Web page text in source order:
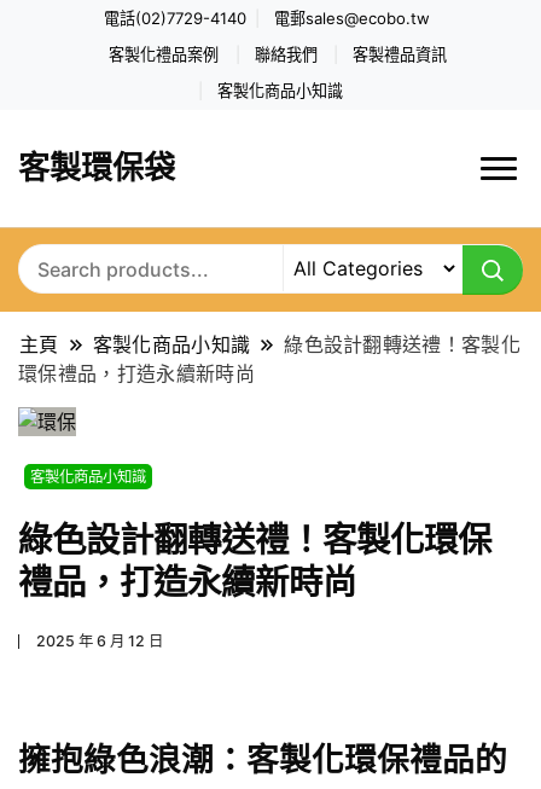
電話(02)7729-4140 電郵sales@ecobo.tw
客製化禮品案例 聯絡我們 客製禮品資訊
客製化商品小知識
客製環保袋
主頁 客製化商品小知識
綠色設計翻轉送禮！客製化
環保禮品，打造永續新時尚
客製化商品小知識
綠色設計翻轉送禮！客製化環保
禮品，打造永續新時尚
2025 年 6 月 12 日
擁抱綠色浪潮：客製化環保禮品的